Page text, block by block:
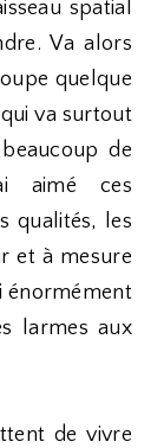
spatial
Va alors
quelque
va surtout
de
aimé ces
qualités, les
et à mesure
énormément
larmes aux
de vivre